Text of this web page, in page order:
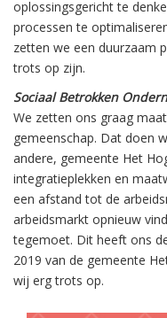
oplossingsgericht te
processen te
zetten we een duurzaam
trots op zijn.
Sociaal Betrokken
We zetten ons graag
gemeenschap. Dat doen
andere, gemeente Het
integratieplekken en
een afstand tot de
arbeidsmarkt opnieuw
tegemoet. Dit heeft ons
2019 van de gemeente
wij erg trots op.